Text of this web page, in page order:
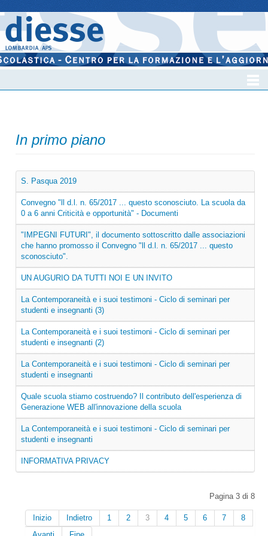
In primo piano
S. Pasqua 2019
Convegno "ll d.l. n. 65/2017 ... questo sconosciuto. La scuola da
0 a 6 anni Criticità e opportunità" - Documenti
"IMPEGNI FUTURI", il documento sottoscritto dalle associazioni
che hanno promosso il Convegno "ll d.l. n. 65/2017 ... questo
sconosciuto".
UN AUGURIO DA TUTTI NOI E UN INVITO
La Contemporaneità e i suoi testimoni - Ciclo di seminari per
studenti e insegnanti (3)
La Contemporaneità e i suoi testimoni - Ciclo di seminari per
studenti e insegnanti (2)
La Contemporaneità e i suoi testimoni - Ciclo di seminari per
studenti e insegnanti
Quale scuola stiamo costruendo? Il contributo dell'esperienza di
Generazione WEB all'innovazione della scuola
La Contemporaneità e i suoi testimoni - Ciclo di seminari per
studenti e insegnanti
INFORMATIVA PRIVACY
Pagina 3 di 8
Inizio Indietro 1 2 3 4 5 6 7
8